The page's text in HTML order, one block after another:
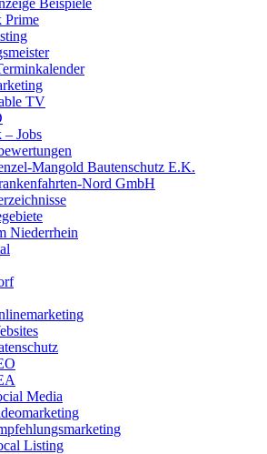
Beispiele
Prime
TV
– Jobs
Mangold Bautenschutz E.K.
Nord GmbH
Niederrhein
Media
Listing